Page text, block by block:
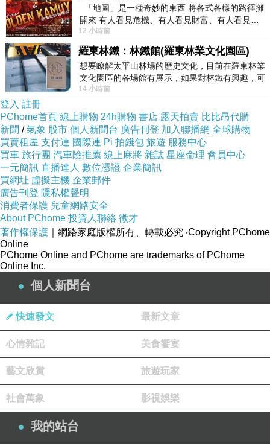
光圈：鏡頭開口的大小。數字越小，光圈越大 。 用"f/
數字"來表示。
例如f/1.4, f/2.8, f/4, f/16，需要注意的是：f/8的光
圈會比f/10來得大，f/16的光圈會比f/22來得大，數
字越小，光圈越大。
快門：光通過相機感光元件的時間。數字越大，時間
越長。用"__秒"來表示。
如果不是特殊需求，快門時間通常會小於1，例如
1/20s, 1/80s, 1/320s。
ISO：相機對於光線的敏感度，數字越大，敏感度越
高。用數字來表示。
例如ISO100, ISO400, ISO1600。
上面說的是不是很不清楚
很混亂對把!一堆數字........哪個是大哪個是小...哪個是快哪
ISO如果再白話一點來解釋
「地圖」是一種奇妙的東西 將各式各樣的路徑攤
開來 有人看見危機、有人看見財富、有人看見…
從中可以發掘出不同的
12 小時前
羅東林鐵：林鐵館(羅東林業文化園區)
想要瞭解太平山林場的歷史文化，目前在羅東林業
文化園區的各場館有展示，如果對林鐵有興趣，可
以到林鐵館。 這裡展示從山下
14 小時前
登入 註冊
PChome首頁 線上購物 24h購物 書店 露天拍賣 比比昂代購
新聞 /氣象 股市 個人新聞台 廣告刊登 加入聯播網 全球購物
買賣租屋 支付連 國際連 Pi 拍錢包 旅遊 服務中心
買車 旅行團 汽車險推薦 線上麻將 雜誌 星座命理 會員中心
一元簡訊 直播達人 數位憑證 企業簡訊
買網址 虛擬主機 企業郵件
廣告刊登 隱私權聲明
消費者保護 兒童網路安全
About PChome 投資人聯絡 徵才
著作權保護 ｜網路家庭版權所有、轉載必究 ‧Copyright PChome
Online
PChome Online and PChome are trademarks of PChome
Online Inc.
個人新聞台
快速發文 最新文章
心情雜記 美食饗宴
藝文欣賞 旅遊玩家
社會萬象 影視娛樂
我的站台